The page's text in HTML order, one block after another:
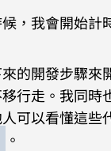
，我會開始計
的開發步驟來
行走。我同時
可以看懂這些
。